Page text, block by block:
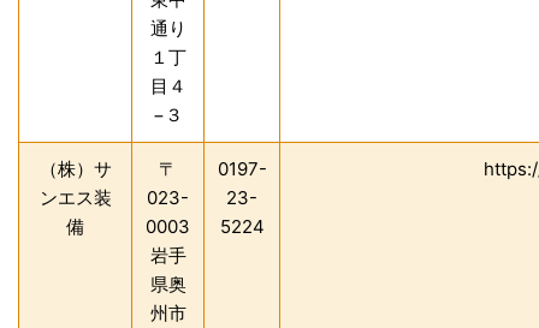
通り
１丁
目４
−３
（株）サ
ンエス装
備
〒
023-
0003
岩手
県奥
州市
0197-
23-
5224